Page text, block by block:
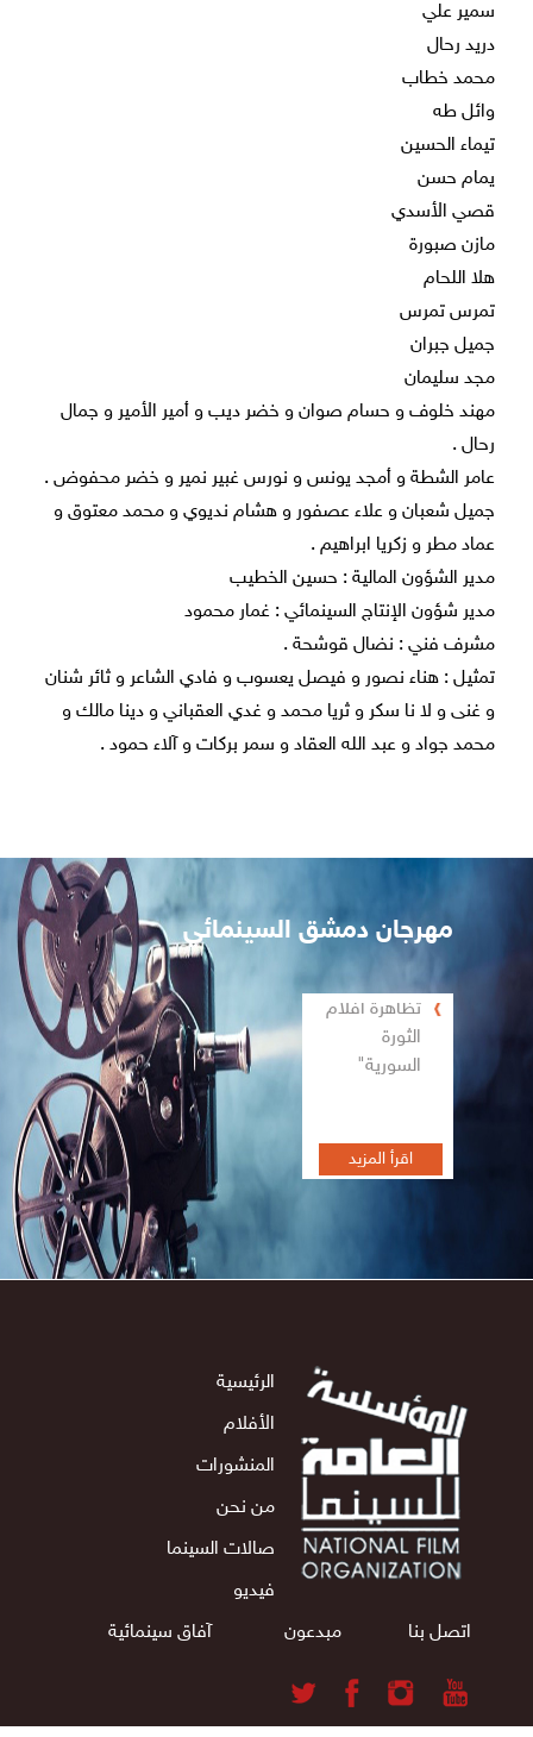
سمير علي
دريد رحال
محمد خطاب
وائل طه
تيماء الحسين
يمام حسن
قصي الأسدي
مازن صبورة
هلا اللحام
تمرس تمرس
جميل جبران
مجد سليمان
مهند خلوف و حسام صوان و خضر ديب و أمير الأمير و جمال
رحال .
عامر الشطة و أمجد يونس و نورس غبير نمير و خضر محفوض .
جميل شعبان و علاء عصفور و هشام نديوي و محمد معتوق و
عماد مطر و زكريا ابراهيم .
مدير الشؤون المالية : حسين الخطيب
مدير شؤون الإنتاج السينمائي : غمار محمود
مشرف فني : نضال قوشحة .
تمثيل : هناء نصور و فيصل يعسوب و فادي الشاعر و ثائر شنان
و غنى و لا نا سكر و ثريا محمد و غدي العقباني و دينا مالك و
محمد جواد و عبد الله العقاد و سمر بركات و آلاء حمود .
مهرجان دمشق السينمائي
تظاهرة أفلام
الثورة
السورية"
اقرأ المزيد
الرئيسية
الأفلام
المنشورات
من نحن
صالات السينما
فيديو
اتصل بنا
مبدعون آفاق سينمائية